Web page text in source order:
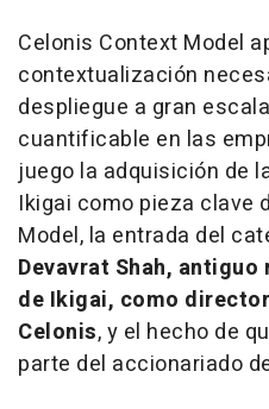
Celonis Context Model
contextualización
despliegue a gran
cuantificable en las
juego la adquisición de
Ikigai como pieza clave
Model, la entrada del
Devavrat Shah,
de Ikigai, como
Celonis, y el hecho de
parte del accionariado